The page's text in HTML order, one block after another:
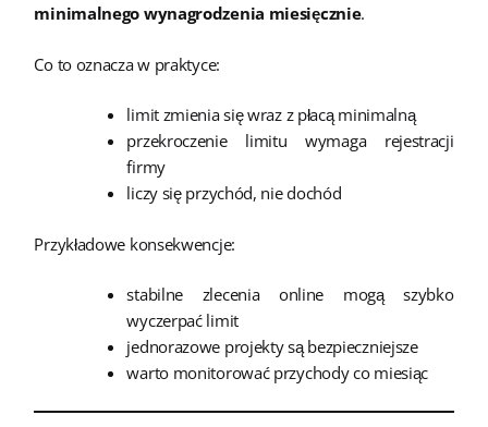
minimalnego wynagrodzenia miesięcznie.
Co to oznacza w praktyce:
limit zmienia się wraz z płacą minimalną
przekroczenie limitu wymaga rejestracji
firmy
liczy się przychód, nie dochód
Przykładowe konsekwencje:
stabilne zlecenia online mogą szybko
wyczerpać limit
jednorazowe projekty są bezpieczniejsze
warto monitorować przychody co miesiąc